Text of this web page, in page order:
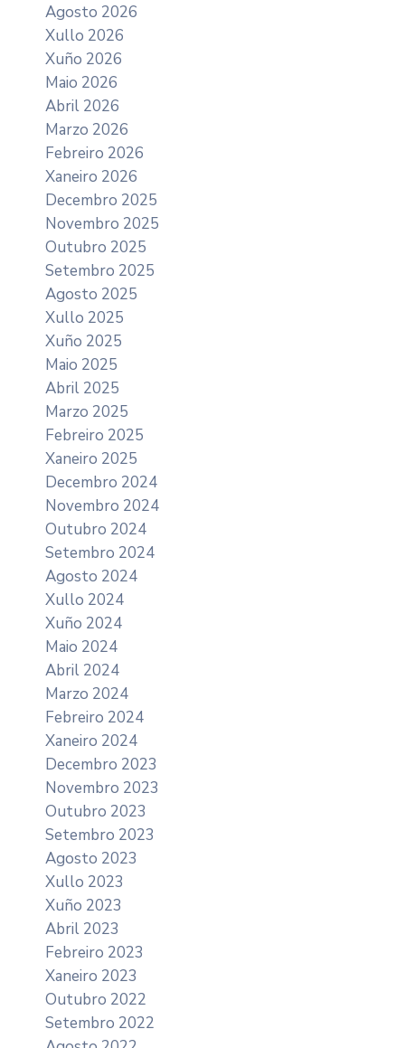
Agosto 2026
Xullo 2026
Xuño 2026
Maio 2026
Abril 2026
Marzo 2026
Febreiro 2026
Xaneiro 2026
Decembro 2025
Novembro 2025
Outubro 2025
Setembro 2025
Agosto 2025
Xullo 2025
Xuño 2025
Maio 2025
Abril 2025
Marzo 2025
Febreiro 2025
Xaneiro 2025
Decembro 2024
Novembro 2024
Outubro 2024
Setembro 2024
Agosto 2024
Xullo 2024
Xuño 2024
Maio 2024
Abril 2024
Marzo 2024
Febreiro 2024
Xaneiro 2024
Decembro 2023
Novembro 2023
Outubro 2023
Setembro 2023
Agosto 2023
Xullo 2023
Xuño 2023
Abril 2023
Febreiro 2023
Xaneiro 2023
Outubro 2022
Setembro 2022